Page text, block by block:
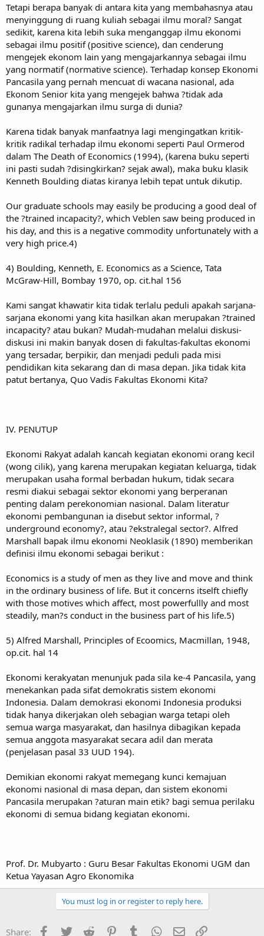
Tetapi berapa banyak di antara kita yang membahasnya atau
menyinggung di ruang kuliah sebagai ilmu moral? Sangat
sedikit, karena kita lebih suka menganggap ilmu ekonomi
sebagai ilmu positif (positive science), dan cenderung
mengejek ekonom lain yang mengajarkannya sebagai ilmu
yang normatif (normative science). Terhadap konsep Ekonomi
Pancasila yang pernah mencuat di wacana nasional, ada
Ekonom Senior kita yang mengejek bahwa ?tidak ada
gunanya mengajarkan ilmu surga di dunia?
Karena tidak banyak manfaatnya lagi mengingatkan kritik-
kritik radikal terhadap ilmu ekonomi seperti Paul Ormerod
dalam The Death of Economics (1994), (karena buku seperti
ini pasti sudah ?disingkirkan? sejak awal), maka buku klasik
Kenneth Boulding diatas kiranya lebih tepat untuk dikutip.
Our graduate schools may easily be producing a good deal of
the ?trained incapacity?, which Veblen saw being produced in
his day, and this is a negative commodity unfortunately with a
very high price.4)
4) Boulding, Kenneth, E. Economics as a Science, Tata
McGraw-Hill, Bombay 1970, op. cit.hal 156
Kami sangat khawatir kita tidak terlalu peduli apakah sarjana-
sarjana ekonomi yang kita hasilkan akan merupakan ?trained
incapacity? atau bukan? Mudah-mudahan melalui diskusi-
diskusi ini makin banyak dosen di fakultas-fakultas ekonomi
yang tersadar, berpikir, dan menjadi peduli pada misi
pendidikan kita sekarang dan di masa depan. Jika tidak kita
patut bertanya, Quo Vadis Fakultas Ekonomi Kita?
IV. PENUTUP
Ekonomi Rakyat adalah kancah kegiatan ekonomi orang kecil
(wong cilik), yang karena merupakan kegiatan keluarga, tidak
merupakan usaha formal berbadan hukum, tidak secara
resmi diakui sebagai sektor ekonomi yang berperanan
penting dalam perekonomian nasional. Dalam literatur
ekonomi pembangunan ia disebut sektor informal, ?
underground economy?, atau ?ekstralegal sector?. Alfred
Marshall bapak ilmu ekonomi Neoklasik (1890) memberikan
definisi ilmu ekonomi sebagai berikut :
Economics is a study of men as they live and move and think
in the ordinary business of life. But it concerns itselft chiefly
with those motives which affect, most powerfullly and most
steadily, man?s conduct in the business part of his life.5)
5) Alfred Marshall, Principles of Ecoomics, Macmillan, 1948,
op.cit. hal 14
Ekonomi kerakyatan menunjuk pada sila ke-4 Pancasila, yang
menekankan pada sifat demokratis sistem ekonomi
Indonesia. Dalam demokrasi ekonomi Indonesia produksi
tidak hanya dikerjakan oleh sebagian warga tetapi oleh
semua warga masyarakat, dan hasilnya dibagikan kepada
semua anggota masyarakat secara adil dan merata
(penjelasan pasal 33 UUD 194).
Demikian ekonomi rakyat memegang kunci kemajuan
ekonomi nasional di masa depan, dan sistem ekonomi
Pancasila merupakan ?aturan main etik? bagi semua perilaku
ekonomi di semua bidang kegiatan ekonomi.
Prof. Dr. Mubyarto : Guru Besar Fakultas Ekonomi UGM dan
Ketua Yayasan Agro Ekonomika
You must log in or register to reply here.
Share: Facebook
Twitter Reddit PinterestTumblr WhatsApp
Email